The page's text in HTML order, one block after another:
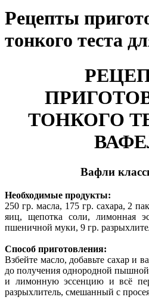
Рецепты
тонкого теста
ТОНКОГО
Вафли
Необходимые продукты:
250 гр. масла, 175 гр. сахара, 2
яиц, щепотка соли, лимонная
пшеничной муки, 9 гр.
Способ приготовления:
Взбейте масло, добавьте сахар и
до получения однородной
и лимонную эссенцию и всё
разрыхлитель, смешанный с